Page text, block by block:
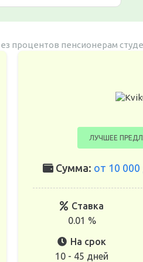
процентов пенсионерам
ЛУЧШЕЕ
Сумма: от 10 000
Ставка
0.01 %
На срок
10 - 45 дней